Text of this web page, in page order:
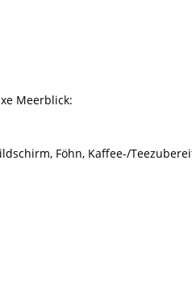
Meerblick:
Föhn, Kaffee-/